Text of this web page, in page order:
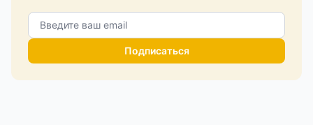
Подписаться